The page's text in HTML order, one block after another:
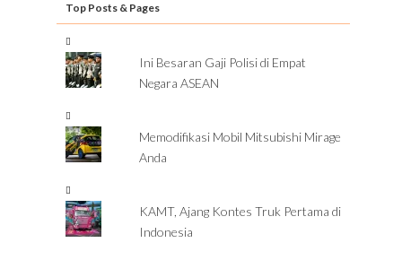
Top Posts & Pages
Ini Besaran Gaji Polisi di Empat
Negara ASEAN
Memodifikasi Mobil Mitsubishi Mirage
Anda
KAMT, Ajang Kontes Truk Pertama di
Indonesia